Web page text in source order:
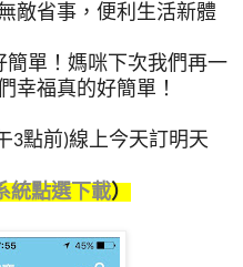
敵省事，便利生活新體
單！媽咪下次我們再一
幸福真的好簡單！
3點前)線上今天訂明天
統點選下載）